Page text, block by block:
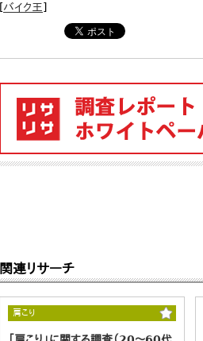
[バイク王]
関連リサーチ
肩こり